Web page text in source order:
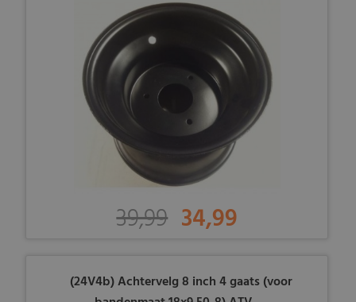
39,99 34,99
(24V4b) Achtervelg 8 inch 4 gaats (voor